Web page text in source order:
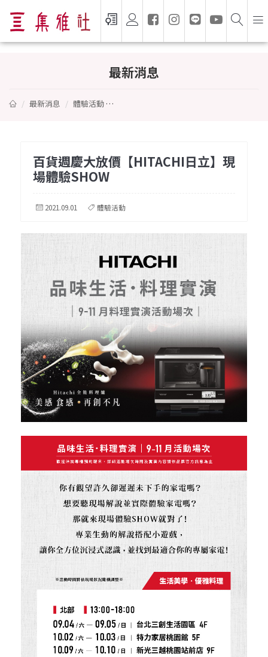
最新消息
最新消息 體驗活動
百貨週慶大放價【HITACHI日立】現
場體驗SHOW
2021.09.01 體驗活動